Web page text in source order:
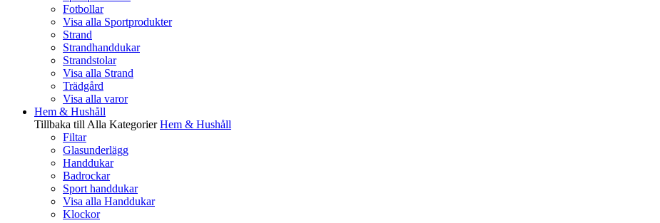
Fotbollar
Visa alla Sportprodukter
Strand
Strandhanddukar
Strandstolar
Visa alla Strand
Trädgård
Visa alla varor
Hem & Hushåll
Tillbaka till Alla Kategorier Hem & Hushåll
Filtar
Glasunderlägg
Handdukar
Badrockar
Sport handdukar
Visa alla Handdukar
Klockor